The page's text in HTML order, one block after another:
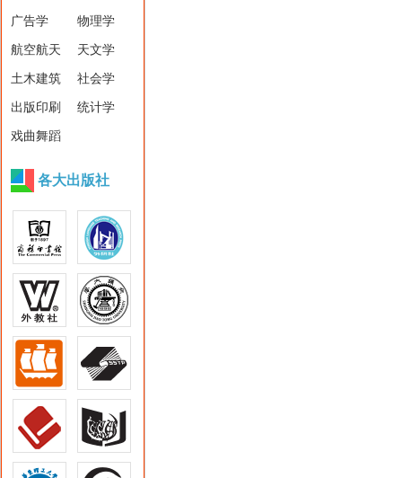
广告学 物理学
航空航天 天文学
土木建筑 社会学
出版印刷 统计学
戏曲舞蹈
各大出版社